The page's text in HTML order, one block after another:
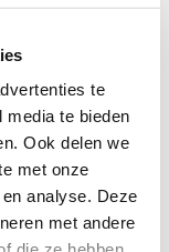
te
te bieden
Ook delen we
met onze
analyse. Deze
met andere
TOP
lucht
bijverdient!
laatste nieuws